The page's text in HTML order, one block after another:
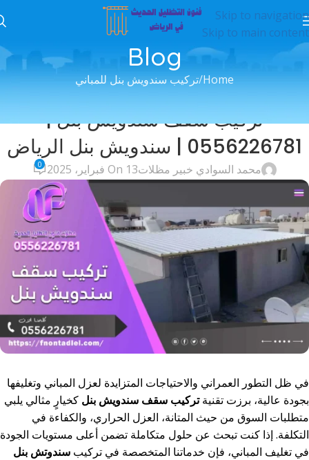
Skip to navigation
Skip to main content
Blog
Home تركيب سندويش بنل للمباني
تركيب سقف سندويش بنل |
0556226781 | سندويش بنل الرياض
محمد السوادي خبير مظلاتOn 13 فبراير، 2025 0
في ظل التطور العمراني والاحتياجات المتزايدة لعزل المباني وتغليفها
بجودة عالية، برزت تقنيةتركيب سقف سندويش بنل كخيارٍ مثالي يلبي
متطلبات السوق من حيث المتانة، العزل الحراري، والكفاءة في
التكلفة. إذا كنت تبحث عن حلول متكاملة تضمن أعلى مستويات الجودة
في تغليف المباني، فإن خدماتنا المتخصصة في تركيب سندوتش بنل